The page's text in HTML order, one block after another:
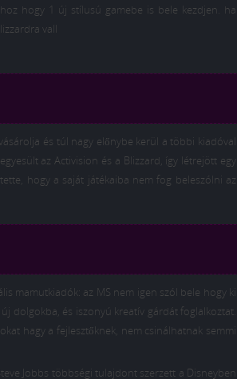
hogy 1 új stílusú gamebe is bele kezdjen. ha
vall
és túl nagy előnybe kerül a többi kiadóval
az Activision és a Blizzard, így létrejött egy
hogy a saját játékaiba nem fog beleszólni az
mamutkiadók: az MS nem igen szól bele hogy ki
dolgokba, és iszonyú kreatív gárdát foglalkoztat.
hagy a fejlesztőknek, nem csinálhatnak semmi
Jobbs többségi tulajdont szerzett a Disneyben